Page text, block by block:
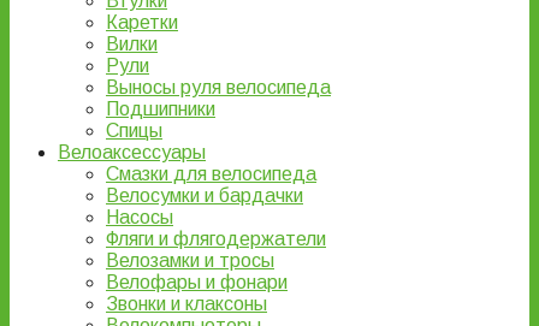
Каретки
Вилки
Рули
Выносы руля велосипеда
Подшипники
Спицы
Велоаксессуары
Смазки для велосипеда
Велосумки и бардачки
Насосы
Фляги и флягодержатели
Велозамки и тросы
Велофары и фонари
Звонки и клаксоны